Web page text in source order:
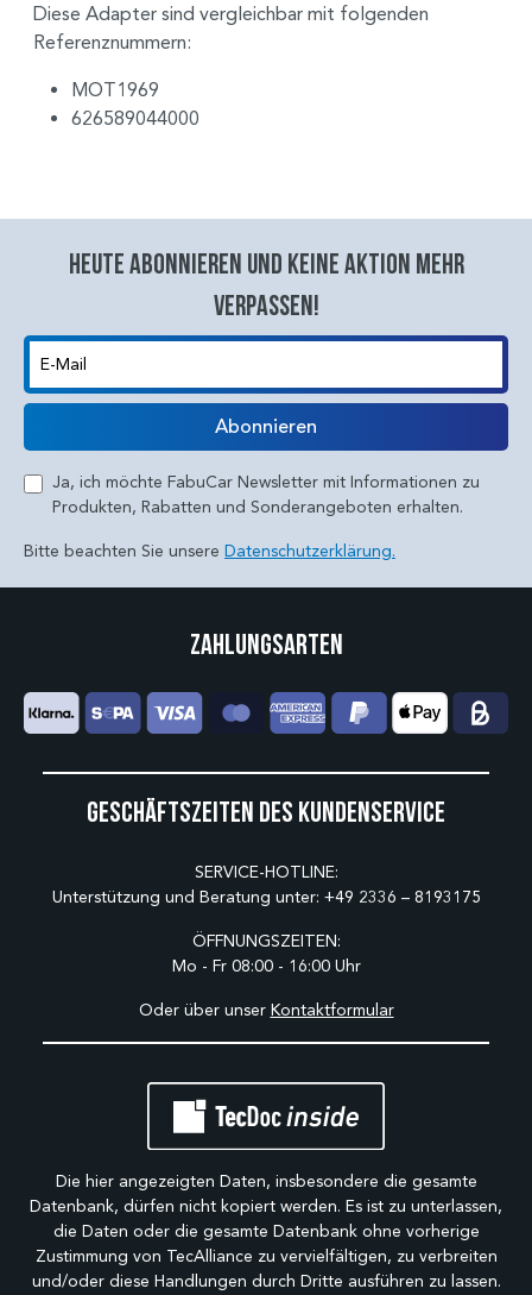
Diese Adapter sind vergleichbar mit folgenden
Referenznummern:
MOT1969
626589044000
Heute abonnieren und keine aktion mehr
verpassen!
E-Mail
Abonnieren
Ja, ich möchte FabuCar Newsletter mit Informationen zu
Produkten, Rabatten und Sonderangeboten erhalten.
Bitte beachten Sie unsere Datenschutzerklärung.
Geschäftszeiten des Kundenservice
SERVICE-HOTLINE:
Unterstützung und Beratung unter: +49 2336 – 8193175
ÖFFNUNGSZEITEN:
Mo - Fr 08:00 - 16:00 Uhr
Oder über unser Kontaktformular
Zahlungsarten
Die hier angezeigten Daten, insbesondere die gesamte
Datenbank, dürfen nicht kopiert werden. Es ist zu unterlassen,
die Daten oder die gesamte Datenbank ohne vorherige
Zustimmung von TecAlliance zu vervielfältigen, zu verbreiten
und/oder diese Handlungen durch Dritte ausführen zu lassen.